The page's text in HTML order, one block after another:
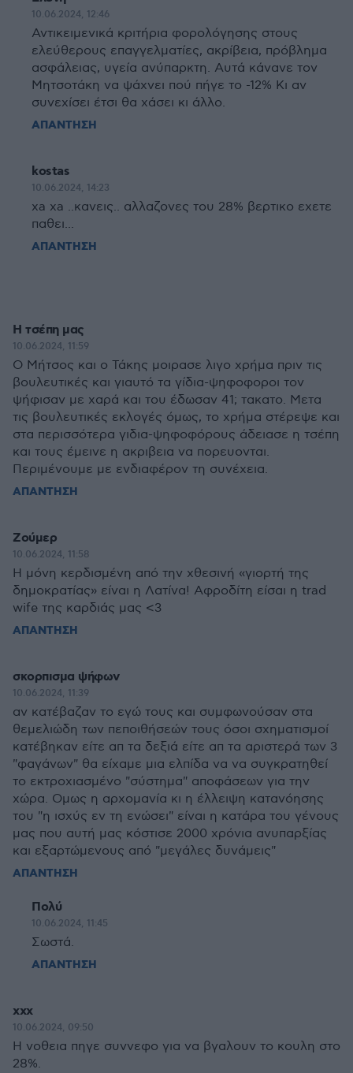
10.06.2024, 12:46
Αντικειμενικά κριτήρια φορολόγησης στους
ελεύθερους επαγγελματίες, ακρίβεια, πρόβλημα
ασφάλειας, υγεία ανύπαρκτη. Αυτά κάνανε τον
Μητσοτάκη να ψάχνει πού πήγε το -12% Κι αν
συνεχίσει έτσι θα χάσει κι άλλο.
ΑΠΑΝΤΗΣΗ
kostas
10.06.2024, 14:23
xa xa ..κανεις.. αλλαζονες του 28% βερτικο εχετε
παθει...
ΑΠΑΝΤΗΣΗ
Η τσέπη μας
10.06.2024, 11:59
Ο Μήτσος και ο Τάκης μοιρασε λιγο χρήμα πριν τις
βουλευτικές και γιαυτό τα γίδια-ψηφοφοροι τον
ψήφισαν με χαρά και του έδωσαν 41; τακατο. Μετα
τις βουλευτικές εκλογές όμως, το χρήμα στέρεψε και
στα περισσότερα γιδια-ψηφοφόρους άδειασε η τσέπη
και τους έμεινε η ακριβεια να πορευονται.
Περιμένουμε με ενδιαφέρον τη συνέχεια.
ΑΠΑΝΤΗΣΗ
Ζούμερ
10.06.2024, 11:58
Η μόνη κερδισμένη από την χθεσινή «γιορτή της
δημοκρατίας» είναι η Λατίνα! Αφροδίτη είσαι η trad
wife της καρδιάς μας <3
ΑΠΑΝΤΗΣΗ
σκορπισμα ψήφων
10.06.2024, 11:39
αν κατέβαζαν το εγώ τους και συμφωνούσαν στα
θεμελιώδη των πεποιθήσεών τους όσοι σχηματισμοί
κατέβηκαν είτε απ τα δεξιά είτε απ τα αριστερά των 3
"φαγάνων" θα είχαμε μια ελπίδα να να συγκρατηθεί
το εκτροχιασμένο "σύστημα" αποφάσεων για την
χώρα. Ομως η αρχομανία κι η έλλειψη κατανόησης
του "η ισχύς εν τη ενώσει" είναι η κατάρα του γένους
μας που αυτή μας κόστισε 2000 χρόνια ανυπαρξίας
και εξαρτώμενους από "μεγάλες δυνάμεις"
ΑΠΑΝΤΗΣΗ
Πολύ
10.06.2024, 11:45
Σωστά.
ΑΠΑΝΤΗΣΗ
χχχ
10.06.2024, 09:50
Η νοθεια πηγε συννεφο για να βγαλουν το κουλη στο
28%.